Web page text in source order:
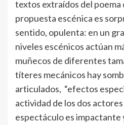
textos extraídos del poema
propuesta escénica es
sentido, opulenta: en un
niveles escénicos actúan
muñecos de diferentes
títeres mecánicos hay
articulados, “efectos
actividad de los dos
espectáculo es impactante